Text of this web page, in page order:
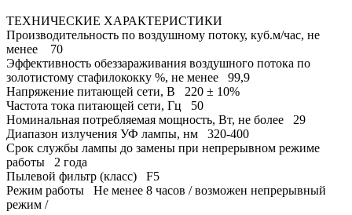
ТЕХНИЧЕСКИЕ ХАРАКТЕРИСТИКИ
Производительность по воздушному потоку, куб.м/час, не
менее 70
Эффективность обеззараживания воздушного потока по
золотистому стафилококку %, не менее 99,9
Напряжение питающей сети, В 220 ± 10%
Частота тока питающей сети, Гц 50
Номинальная потребляемая мощность, Вт, не более 29
Диапазон излучения УФ лампы, нм 320-400
Срок службы лампы до замены при непрерывном режиме
работы 2 года
Пылевой фильтр (класс) F5
Режим работы Не менее 8 часов / возможен непрерывный
режим /